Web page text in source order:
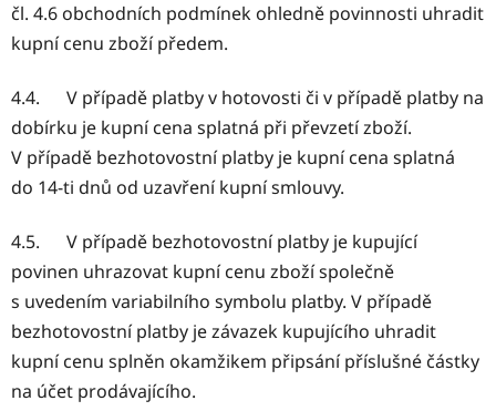
čl. 4.6 obchodních podmínek ohledně povinnosti uhradit
kupní cenu zboží předem.
4.4. V případě platby v hotovosti či v případě platby na
dobírku je kupní cena splatná při převzetí zboží.
V případě bezhotovostní platby je kupní cena splatná
do 14-ti dnů od uzavření kupní smlouvy.
4.5. V případě bezhotovostní platby je kupující
povinen uhrazovat kupní cenu zboží společně
s uvedením variabilního symbolu platby. V případě
bezhotovostní platby je závazek kupujícího uhradit
kupní cenu splněn okamžikem připsání příslušné částky
na účet prodávajícího.